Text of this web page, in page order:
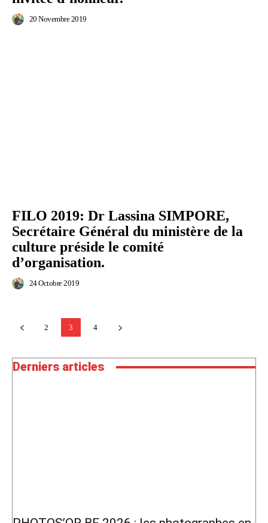
20 Novembre 2019
FILO 2019: Dr Lassina SIMPORE,
Secrétaire Général du ministère de la
culture préside le comité
d’organisation.
24 Octobre 2019
2 3 4
Derniers articles